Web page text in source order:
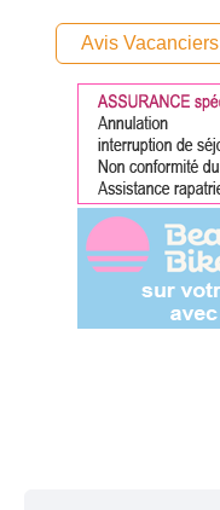
Avis Vacanciers